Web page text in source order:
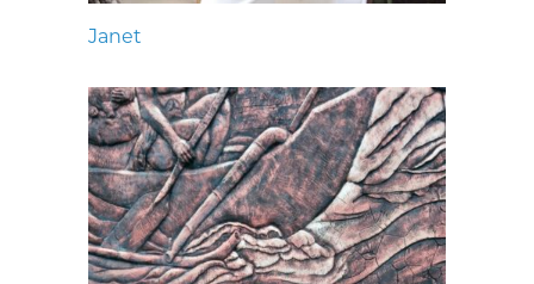
Janet